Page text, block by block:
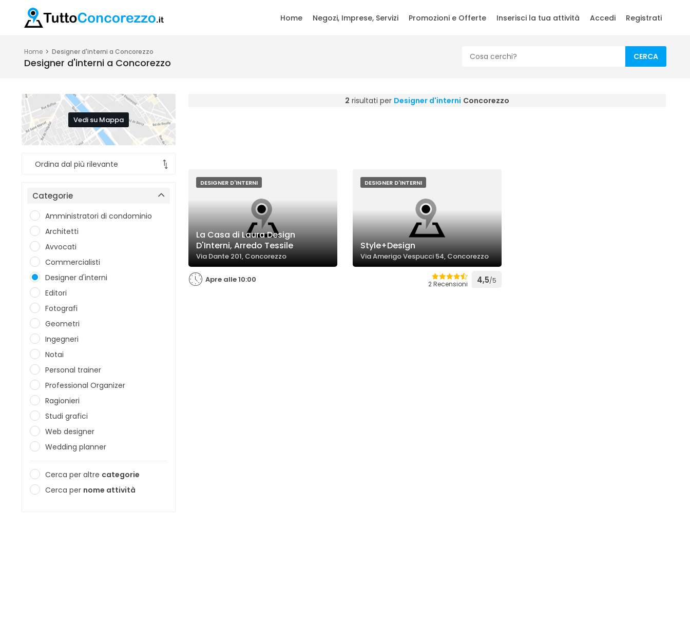
Home Negozi, Imprese, Servizi Promozioni e Offerte Inserisci la tua attività Accedi Registrati
Home Designer d'interni a Concorezzo
Designer d'interni a Concorezzo
CERCA
Vedi su Mappa
Categorie
Amministratori di condominio
Architetti
Avvocati
Commercialisti
Designer d'interni
Editori
Fotografi
Geometri
Ingegneri
Notai
Personal trainer
Professional Organizer
Ragionieri
Studi grafici
Web designer
Wedding planner
Cerca per altre categorie
Cerca per nome attività
2 risultati per Designer d'interni Concorezzo
DESIGNER D'INTERNI
La Casa di Laura Design
D'Interni, Arredo Tessile
Via Dante 201, Concorezzo
Apre alle 10:00
DESIGNER D'INTERNI
Style+Design
Via Amerigo Vespucci 54, Concorezzo
2 Recensioni 4,5/5